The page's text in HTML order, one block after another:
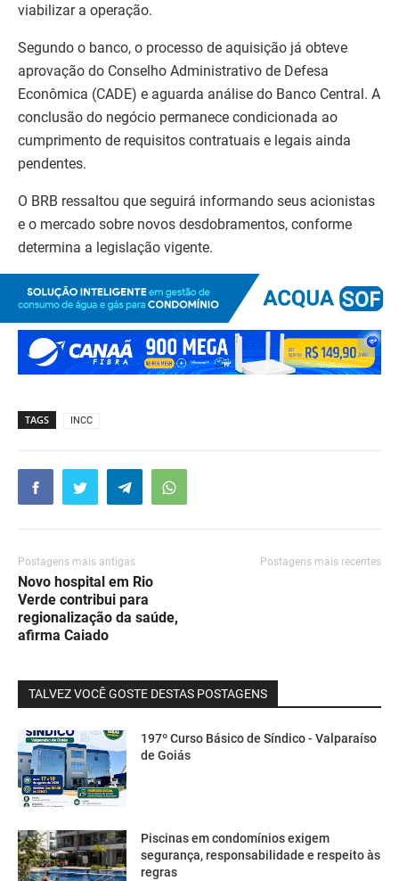
viabilizar a operação.
Segundo o banco, o processo de aquisição já obteve
aprovação do Conselho Administrativo de Defesa
Econômica (CADE) e aguarda análise do Banco Central. A
conclusão do negócio permanece condicionada ao
cumprimento de requisitos contratuais e legais ainda
pendentes.
O BRB ressaltou que seguirá informando seus acionistas
e o mercado sobre novos desdobramentos, conforme
determina a legislação vigente.
TAGS INCC
Postagens mais antigas
Novo hospital em Rio
Verde contribui para
regionalização da saúde,
afirma Caiado
Postagens mais recentes
TALVEZ VOCÊ GOSTE DESTAS POSTAGENS
197º Curso Básico de Síndico - Valparaíso
de Goiás
Piscinas em condomínios exigem
segurança, responsabilidade e respeito às
regras